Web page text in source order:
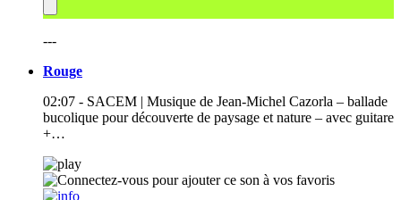
---
Rouge
02:07 - SACEM | Musique de Jean-Michel Cazorla – ballade
bucolique pour découverte de paysage et nature – avec guitare
+…